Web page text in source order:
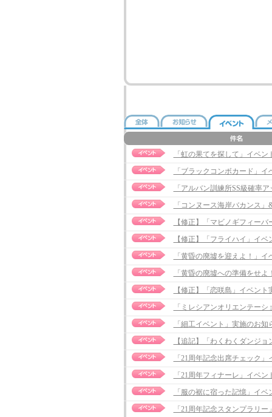
「虹の果てを探して」イベ
「ブラックコンボカード」
「アルバン訓練所SS級確率
「コンヌース海岸バカンス
【修正】「マビノギフィー
【修正】「フライハイ」イ
「黄昏の廃墟を迎えよ！」
「黄昏の廃墟への準備をせ
【修正】「恋咲島」イベン
「ミレシアンオリエンテー
「細工イベント」実施のお知
【追記】「わくわくダンジ
「21周年記念出席チェック
「21周年フィナーレ」イベ
「服の裾に宿った記憶」イ
「21周年記念スタンプラリ